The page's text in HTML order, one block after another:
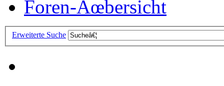
Foren-Ãœbersicht
Erweiterte Suche